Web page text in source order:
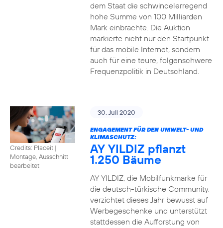
dem Staat die schwindelerregend
hohe Summe von 100 Milliarden
Mark einbrachte. Die Auktion
markierte nicht nur den Startpunkt
für das mobile Internet, sondern
auch für eine teure, folgenschwere
Frequenzpolitik in Deutschland.
Credits: Placeit |
Montage, Ausschnitt
bearbeitet
30. Juli 2020
ENGAGEMENT FÜR DEN UMWELT- UND
KLIMASCHUTZ:
AY YILDIZ pflanzt
1.250 Bäume
AY YILDIZ, die Mobilfunkmarke für
die deutsch-türkische Community,
verzichtet dieses Jahr bewusst auf
Werbegeschenke und unterstützt
stattdessen die Aufforstung von